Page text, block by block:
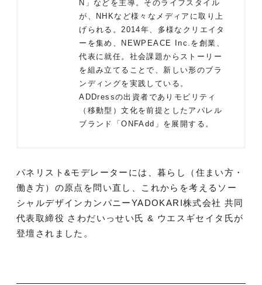
N」などを主導。そのライフスタイル
が、NHKなど様々なメディアに取り上
げられる。2014年、多様なクリエイタ
ーを集め、NEWPEACE Inc.を創業、
代表に就任。社会課題からストーリー
を組み立てることで、新しい形のブラ
ンディングを実践している。
ADDressの出資者でありモビリティ
（移動型）文化を前提としたアパレル
ブランド「ONFAdd」を展開する。
パネリスト&モデレーターには、暮らし（住まい方・
働き方）の原点を問い直し、これからを考えるソー
シャルデザインカンパニーYADOKARI株式会社 共同
代表取締役 さわだいっせい氏 & ウエスギセイタ氏が
登壇されました。